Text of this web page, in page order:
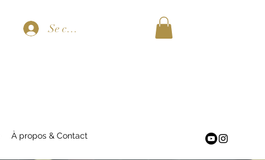
Se connecter
À propos & Contact